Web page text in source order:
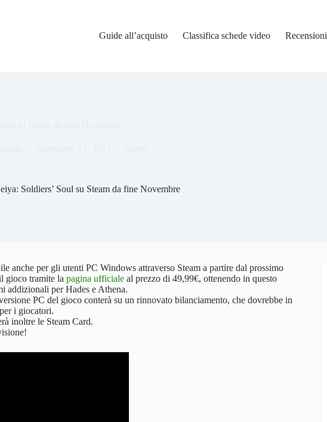
Guide all’acquisto
Classifica schede video Recensioni
Soldiers’ Soul su Steam da fine Novembre
anche per gli utenti PC Windows attraverso Steam a partire dal prossimo
gioco tramite la pagina ufficiale al prezzo di 49,99€, ottenendo in questo
addizionali per Hades e Athena.
PC del gioco conterà su un rinnovato bilanciamento, che dovrebbe in
i giocatori.
inoltre le Steam Card.